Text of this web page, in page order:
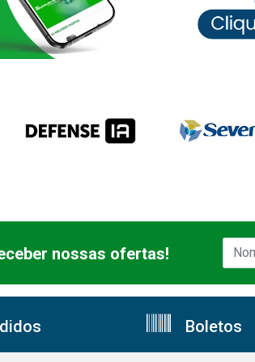
nossas ofertas!
Boletos